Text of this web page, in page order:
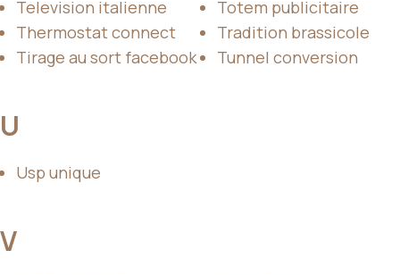
Television italienne
Thermostat connect
Tirage au sort facebook
Totem publicitaire
Tradition brassicole
Tunnel conversion
U
Usp unique
V